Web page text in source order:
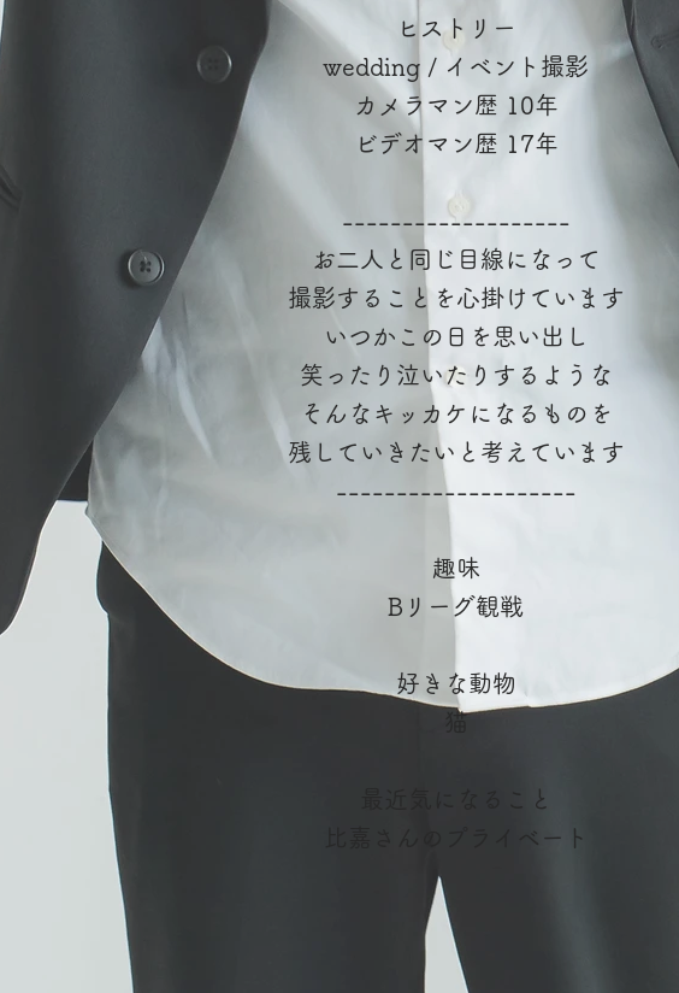
ヒストリー
wedding / イベント撮影
カメラマン歴 10年
ビデオマン歴 17年
-------------------
お二人と同じ目線になって
撮影することを心掛けています
いつかこの日を思い出し
笑ったり泣いたりするような
そんなキッカケになるものを
残していきたいと考えています
--------------------
趣味
Bリーグ観戦
好きな動物
猫
最近気になること
比嘉さんのプライベート